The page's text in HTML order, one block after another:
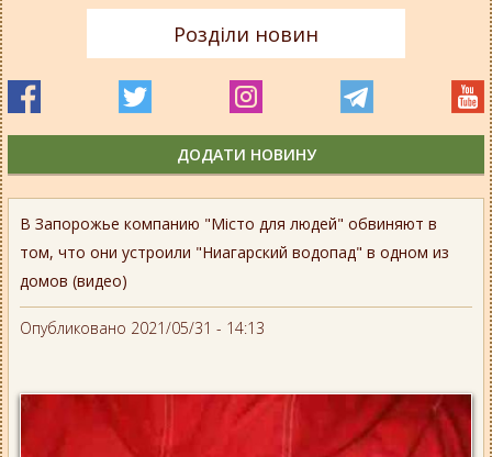
В Запорожье компанию "Місто для людей" обвиняют в
том, что они устроили "Ниагарский водопад" в одном из
домов (видео)
Опубликовано 2021/05/31 - 14:13
Розділи новин
ДОДАТИ НОВИНУ